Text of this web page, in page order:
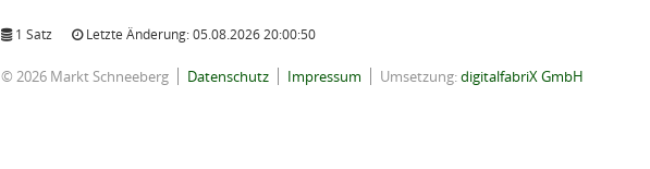
1 Satz Letzte Änderung: 05.08.2026 20:00:50
© 2026 Markt Schneeberg Datenschutz Impressum Umsetzung:digitalfabriX GmbH